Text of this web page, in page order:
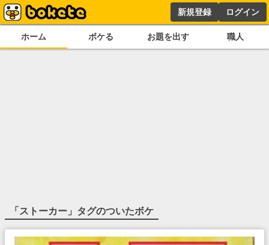
新規登録 ログイン
ホーム ボケる お題を出す 職人
「ストーカー 」タグのついたボケ